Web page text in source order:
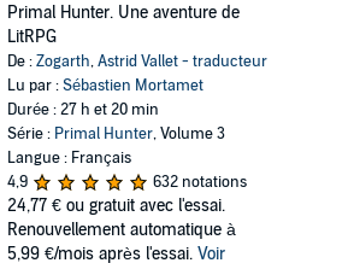
Primal Hunter. Une aventure de
LitRPG
De :Zogarth,Astrid Vallet - traducteur
Lu par :Sébastien Mortamet
Durée : 27 h et 20 min
Série : Primal Hunter, Volume 3
Langue : Français
4,9
632 notations
24,77 € ou gratuit avec l'essai.
Renouvellement automatique à
5,99 €/mois après l'essai. Voir